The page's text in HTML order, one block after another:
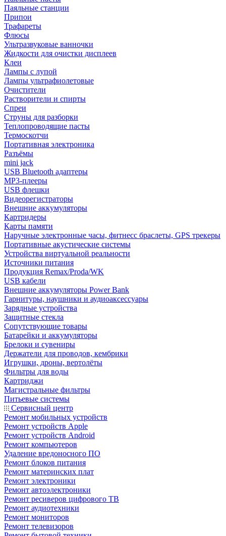
Паяльные станции
Припои
Трафареты
Флюсы
Ультразвуковые ванночки
Жидкости для очистки дисплеев
Клеи
Лампы с лупой
Лампы ультрафиолетовые
Очистители
Растворители и спирты
Спреи
Струны для разборки
Теплопроводящие пасты
Термоскотчи
Портативная электроника
Разъёмы
mini jack
USB Bluetooth адаптеры
MP3-плееры
USB флешки
Видеорегистраторы
Внешние аккумуляторы
Картридеры
Карты памяти
Наручные электронные часы, фитнесс браслеты, GPS трекеры
Портативные акустические системы
Устройства виртуальной реальности
Источники питания
Продукция Remax/Proda/WK
USB кабели
Внешние аккумуляторы Power Bank
Гарнитуры, наушники и аудиоаксессуары
Зарядные устройства
Защитные стекла
Сопутствующие товары
Батарейки и аккумуляторы
Брелоки и сувениры
Держатели для проводов, кембрики
Игрушки, дроны, вертолёты
Фильтры для воды
Картриджи
Магистральные фильтры
Питьевые системы
Сервисный центр
Ремонт мобильных устройств
Ремонт устройств Apple
Ремонт устройств Android
Ремонт компьютеров
Удаление вредоносного ПО
Ремонт блоков питания
Ремонт материнских плат
Ремонт электроники
Ремонт автоэлектроники
Ремонт ресиверов цифрового ТВ
Ремонт аудиотехники
Ремонт мониторов
Ремонт телевизоров